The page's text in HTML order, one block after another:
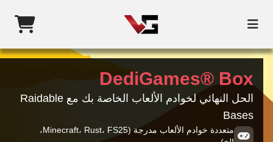
DediGames® Box
الحل النهائي لخوادم الألعاب الخاصة بك مع Raidable
Bases
متعددة خوادم الألعاب مدرجة (Minecraft، Rust، FS25،